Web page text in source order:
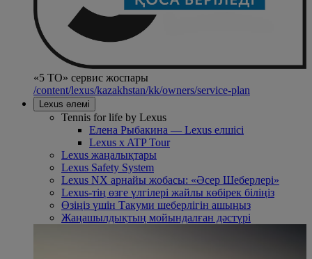
«5 ТО» сервис жоспары
/content/lexus/kazakhstan/kk/owners/service-plan
Lexus әлемі
Tennis for life by Lexus
Елена Рыбакина — Lexus елшісі
Lexus x ATP Tour
Lexus жаңалықтары
Lexus Safety System
Lexus NX арнайы жобасы: «Әсер Шеберлері»
Lexus-тің өзге үлгілері жайлы көбірек біліңіз
Өзіңіз үшін Такуми шеберлігін ашыңыз
Жаңашылдықтың мойындалған дәстүрі